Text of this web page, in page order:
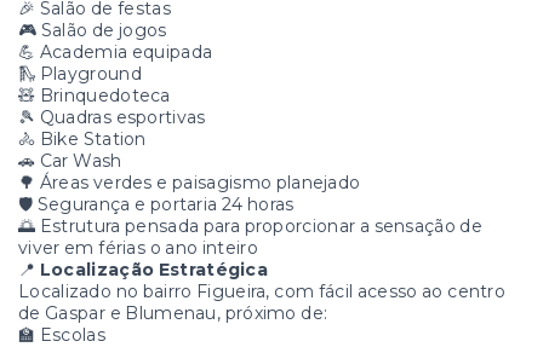
🎉 Salão de festas
🎮 Salão de jogos
💪 Academia equipada
🛝 Playground
🧸 Brinquedoteca
🎾 Quadras esportivas
🚴 Bike Station
🚗 Car Wash
🌳 Áreas verdes e paisagismo planejado
🛡️ Segurança e portaria 24 horas
🌅 Estrutura pensada para proporcionar a sensação de
viver em férias o ano inteiro
📍 Localização Estratégica
Localizado no bairro Figueira, com fácil acesso ao centro
de Gaspar e Blumenau, próximo de:
🏫 Escolas